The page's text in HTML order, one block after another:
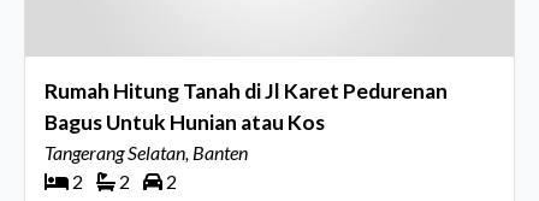
Rumah Hitung Tanah di Jl Karet Pedurenan
Bagus Untuk Hunian atau Kos
Tangerang Selatan, Banten
2
2 2